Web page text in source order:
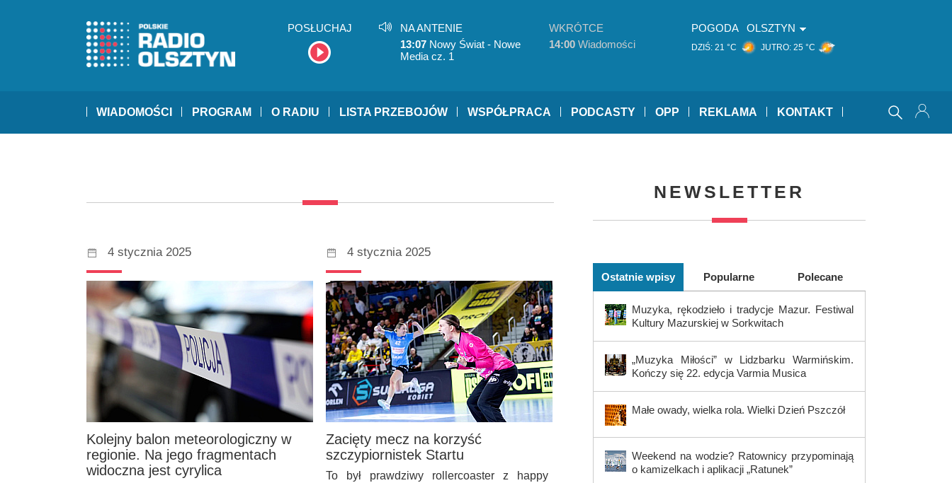
POSŁUCHAJ
NA ANTENIE
13:07 Nowy Świat - Nowe
Media cz. 1
WKRÓTCE
14:00 Wiadomości
POGODA OLSZTYN
DZIŚ: 21 °C JUTRO: 25 °C
WIADOMOŚCI PROGRAM O RADIU LISTA PRZEBOJÓW WSPÓŁPRACA PODCASTY OPP REKLAMA KONTAKT
4 stycznia 2025
Kolejny balon meteorologiczny w
regionie. Na jego fragmentach
widoczna jest cyrylica
4 stycznia 2025
Zacięty mecz na korzyść
szczypiornistek Startu
To był prawdziwy rollercoaster z happy
NEWSLETTER
Ostatnie wpisy Popularne Polecane
Muzyka, rękodzieło i tradycje Mazur. Festiwal
Kultury Mazurskiej w Sorkwitach
„Muzyka Miłości” w Lidzbarku Warmińskim.
Kończy się 22. edycja Varmia Musica
Małe owady, wielka rola. Wielki Dzień Pszczół
Weekend na wodzie? Ratownicy przypominają
o kamizelkach i aplikacji „Ratunek”